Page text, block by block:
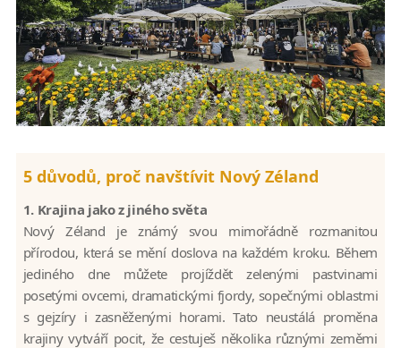
5 důvodů, proč navštívit Nový Zéland
1. Krajina jako z jiného světa
Nový Zéland je známý svou mimořádně rozmanitou
přírodou, která se mění doslova na každém kroku. Během
jediného dne můžete projíždět zelenými pastvinami
posetými ovcemi, dramatickými fjordy, sopečnými oblastmi
s gejzíry i zasněženými horami. Tato neustálá proměna
krajiny vytváří pocit, že cestuješ několika různými zeměmi